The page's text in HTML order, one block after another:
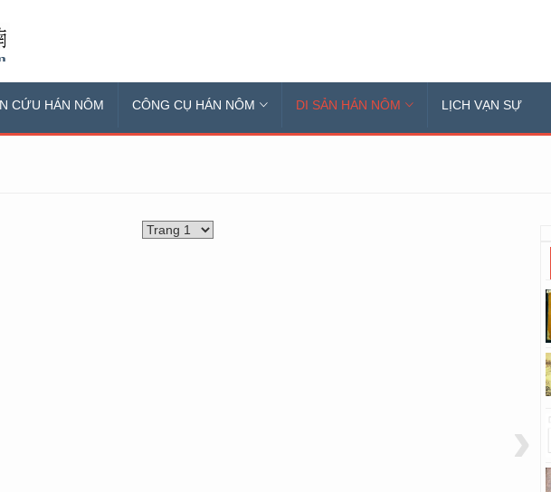
CỨU HÁN NÔM CÔNG CỤ HÁN NÔM DI SẢN HÁN NÔM LỊCH VẠN SỰ
›